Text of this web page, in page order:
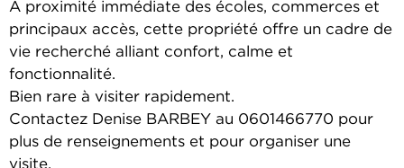
À proximité immédiate des écoles, commerces et
principaux accès, cette propriété offre un cadre de
vie recherché alliant confort, calme et
fonctionnalité.
Bien rare à visiter rapidement.
Contactez Denise BARBEY au 0601466770 pour
plus de renseignements et pour organiser une
visite.